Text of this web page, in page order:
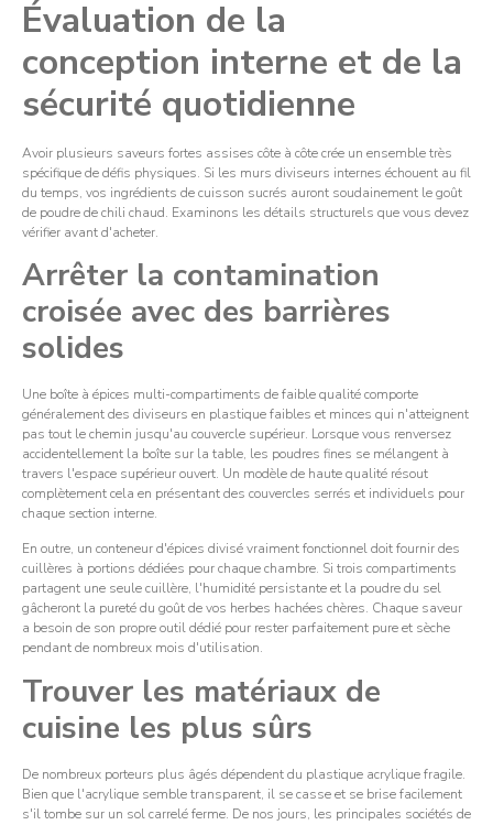
Évaluation de la
conception interne et de la
sécurité quotidienne
Avoir plusieurs saveurs fortes assises côte à côte crée un ensemble très
spécifique de défis physiques. Si les murs diviseurs internes échouent au fil
du temps, vos ingrédients de cuisson sucrés auront soudainement le goût
de poudre de chili chaud. Examinons les détails structurels que vous devez
vérifier avant d'acheter.
Arrêter la contamination
croisée avec des barrières
solides
Une boîte à épices multi-compartiments de faible qualité comporte
généralement des diviseurs en plastique faibles et minces qui n'atteignent
pas tout le chemin jusqu'au couvercle supérieur. Lorsque vous renversez
accidentellement la boîte sur la table, les poudres fines se mélangent à
travers l'espace supérieur ouvert. Un modèle de haute qualité résout
complètement cela en présentant des couvercles serrés et individuels pour
chaque section interne.
En outre, un conteneur d'épices divisé vraiment fonctionnel doit fournir des
cuillères à portions dédiées pour chaque chambre. Si trois compartiments
partagent une seule cuillère, l'humidité persistante et la poudre du sel
gâcheront la pureté du goût de vos herbes hachées chères. Chaque saveur
a besoin de son propre outil dédié pour rester parfaitement pure et sèche
pendant de nombreux mois d'utilisation.
Trouver les matériaux de
cuisine les plus sûrs
De nombreux porteurs plus âgés dépendent du plastique acrylique fragile.
Bien que l'acrylique semble transparent, il se casse et se brise facilement
s'il tombe sur un sol carrelé ferme. De nos jours, les principales sociétés de